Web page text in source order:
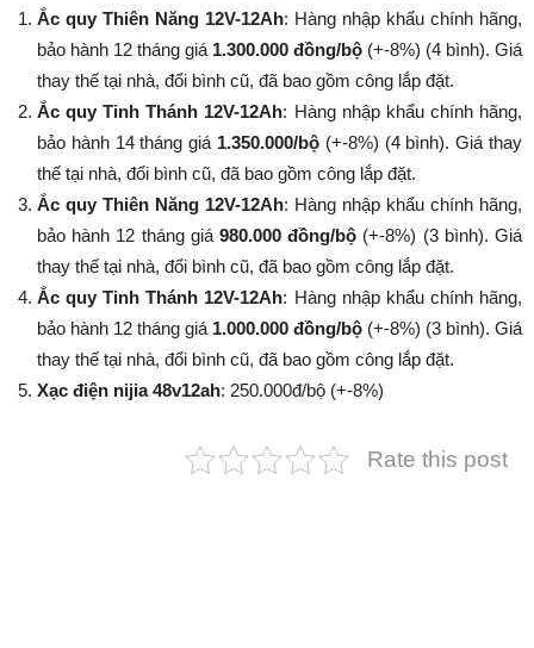
Ắc quy Thiên Năng 12V-12Ah: Hàng nhập khẩu chính hãng,
bảo hành 12 tháng giá 1.300.000 đồng/bộ (+-8%) (4 bình). Giá
thay thế tại nhà, đổi bình cũ, đã bao gồm công lắp đặt.
Ắc quy Tinh Thánh 12V-12Ah: Hàng nhập khẩu chính hãng,
bảo hành 14 tháng giá 1.350.000/bộ (+-8%​​​​​​​) (4 bình). Giá thay
thế tại nhà, đổi bình cũ, đã bao gồm công lắp đặt.
Ắc quy Thiên Năng 12V-12Ah: Hàng nhập khẩu chính hãng,
bảo hành 12 tháng giá 980.000 đồng/bộ (+-8%​​​​​​​) (3 bình). Giá
thay thế tại nhà, đổi bình cũ, đã bao gồm công lắp đặt.
Ắc quy Tinh Thánh 12V-12Ah: Hàng nhập khẩu chính hãng,
bảo hành 12 tháng giá 1.000.000 đồng/bộ (+-8%​​​​​​​) (3 bình). Giá
thay thế tại nhà, đổi bình cũ, đã bao gồm công lắp đặt.
Xạc điện nijia 48v12ah: 250.000đ/bộ (+-8%​​​​​​​)
Rate this post